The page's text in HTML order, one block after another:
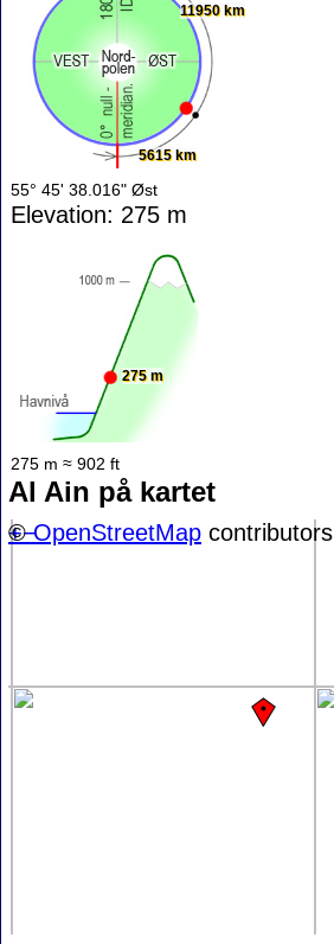
5615 km
11950 km
55° 45' 38.016" Øst
Elevation: 275 m
275 m
275 m ≈ 902 ft
Al Ain på kartet
+−
©OpenStreetMap contributors